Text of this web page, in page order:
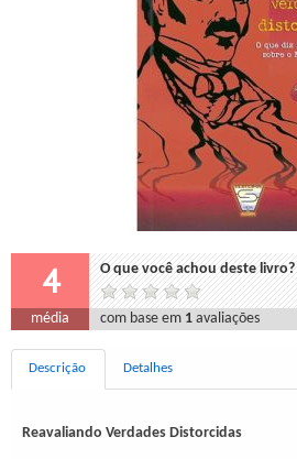
4 O que você achou deste livro?
média com base em 1 avaliações
Descrição Detalhes
Reavaliando Verdades Distorcidas